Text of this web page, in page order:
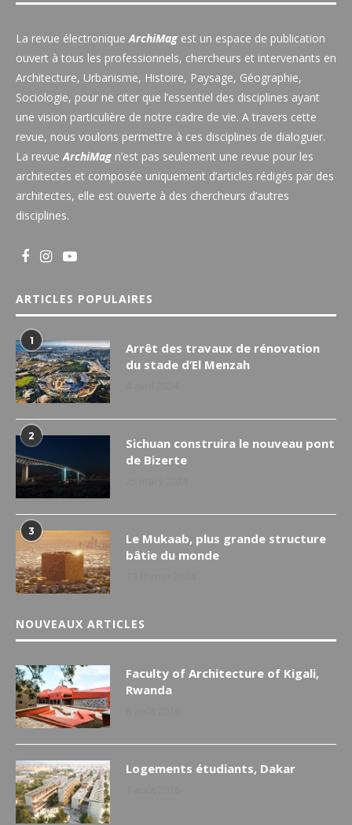
La revue électronique ArchiMag est un espace de publication
ouvert à tous les professionnels, chercheurs et intervenants en
Architecture, Urbanisme, Histoire, Paysage, Géographie,
Sociologie, pour ne citer que l’essentiel des disciplines ayant
une vision particulière de notre cadre de vie. A travers cette
revue, nous voulons permettre à ces disciplines de dialoguer.
La revue ArchiMag n’est pas seulement une revue pour les
architectes et composée uniquement d’articles rédigés par des
architectes, elle est ouverte à des chercheurs d’autres
disciplines.
ARTICLES POPULAIRES
1
Arrêt des travaux de rénovation
du stade d’El Menzah
2
Sichuan construira le nouveau pont
de Bizerte
3
Le Mukaab, plus grande structure
bâtie du monde
NOUVEAUX ARTICLES
Faculty of Architecture of Kigali,
Rwanda
Logements étudiants, Dakar